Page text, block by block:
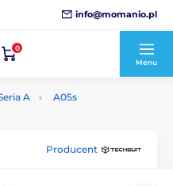
info@momanio.pl
0
Menu
A
A05s
Producent